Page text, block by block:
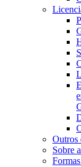
Outros
Sobre